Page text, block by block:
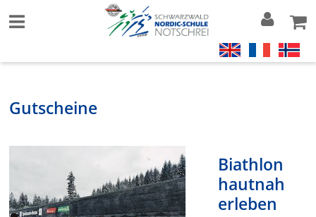
Gutscheine
Biathlon
hautnah
erleben